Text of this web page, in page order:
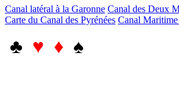
Canal latéral à la Garonne Canal des Deux
Carte du Canal des Pyrénées Canal
♣ ♥ ♦ ♠